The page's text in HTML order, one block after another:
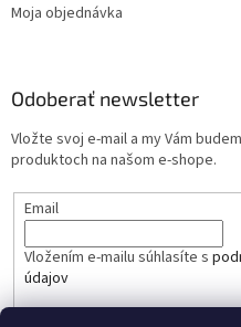
Moja objednávka
Odoberať newsletter
Vložte svoj e-mail a my Vám
produktoch na našom e-shope.
Email
Vložením e-mailu súhlasíte s
údajov